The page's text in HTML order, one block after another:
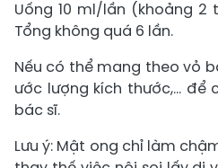
Uống 10 ml/lần (khoảng 2
Tổng không quá 6 lần.
Nếu có thể mang theo vỏ
ước lượng kích thước,… để
bác sĩ.
Lưu ý: Mật ong chỉ làm